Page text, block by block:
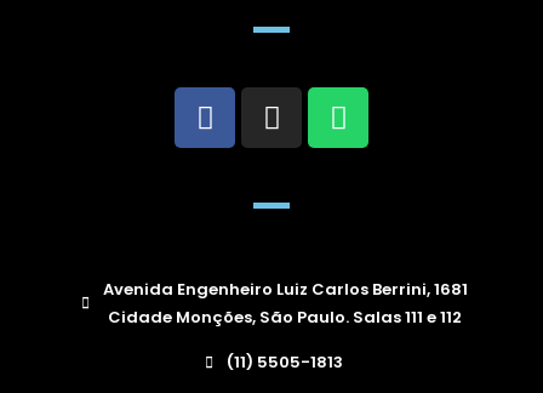
Avenida Engenheiro Luiz Carlos Berrini, 1681
Cidade Monções, São Paulo. Salas 111 e 112
(11) 5505-1813